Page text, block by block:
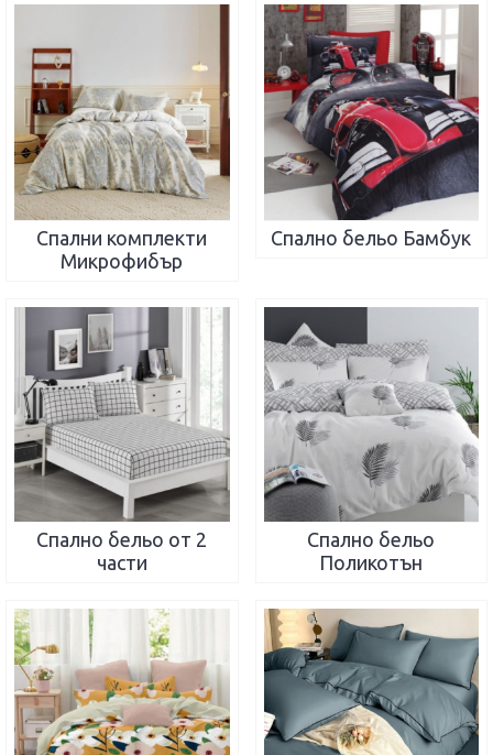
Спални комплекти
Микрофибър
Спално бельо Бамбук
Спално бельо от 2
части
Спално бельо
Поликотън